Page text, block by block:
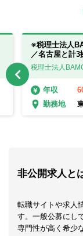
※税理士法人
／名古屋と計3
税理士法人
年収
勤務地
非公開求人と
転職サイトや求人
す。一般公募にし
専門性が高く希少